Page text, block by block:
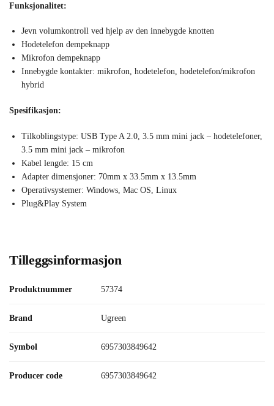
Funksjonalitet:
Jevn volumkontroll ved hjelp av den innebygde knotten
Hodetelefon dempeknapp
Mikrofon dempeknapp
Innebygde kontakter: mikrofon, hodetelefon, hodetelefon/mikrofon
hybrid
Spesifikasjon:
Tilkoblingstype: USB Type A 2.0, 3.5 mm mini jack – hodetelefoner,
3.5 mm mini jack – mikrofon
Kabel lengde: 15 cm
Adapter dimensjoner: 70mm x 33.5mm x 13.5mm
Operativsystemer: Windows, Mac OS, Linux
Plug&Play System
Tilleggsinformasjon
Produktnummer 57374
Brand Ugreen
Symbol 6957303849642
Producer code 6957303849642